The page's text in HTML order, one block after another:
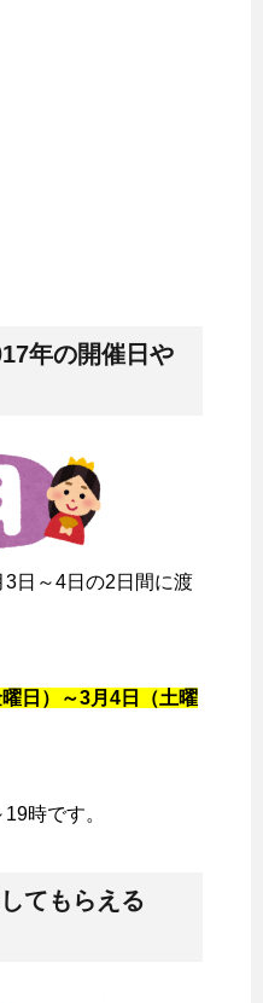
年の開催日や
日～4日の2日間に渡
日）～3月4日（土曜
時です。
てもらえる